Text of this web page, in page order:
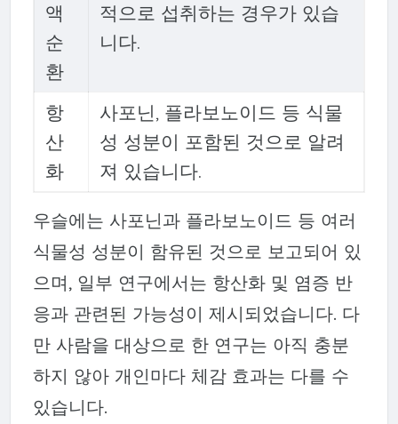
액
순
환
적으로 섭취하는 경우가 있습
니다.
항
산
화
사포닌, 플라보노이드 등 식물
성 성분이 포함된 것으로 알려
져 있습니다.
우슬에는 사포닌과 플라보노이드 등 여러
식물성 성분이 함유된 것으로 보고되어 있
으며, 일부 연구에서는 항산화 및 염증 반
응과 관련된 가능성이 제시되었습니다. 다
만 사람을 대상으로 한 연구는 아직 충분
하지 않아 개인마다 체감 효과는 다를 수
있습니다.